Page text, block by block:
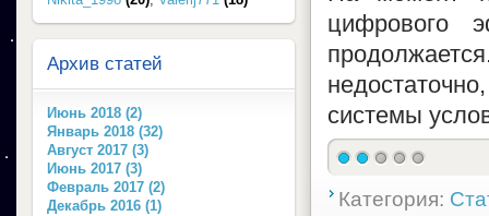
цифрового
системы
Категория:
Архив статей
Июнь 2018 (2)
Январь 2018 (32)
Август 2017 (3)
Июнь 2017 (3)
Февраль 2017 (2)
Декабрь 2016 (1)